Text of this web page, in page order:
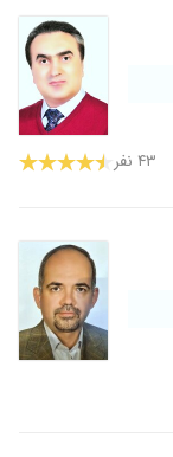
۴۳ نفر